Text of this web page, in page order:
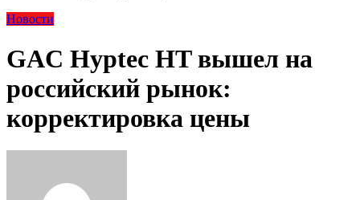
Новости
GAC Hyptec HT вышел на
российский рынок:
корректировка цены